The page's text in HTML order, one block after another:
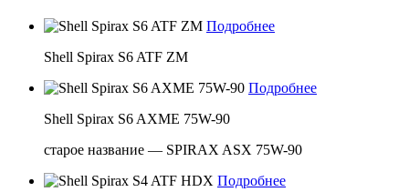
Подробнее
Shell Spirax S6 ATF ZM
Подробнее
Shell Spirax S6 AXME 75W-90
старое название — SPIRAX ASX 75W-90
Подробнее